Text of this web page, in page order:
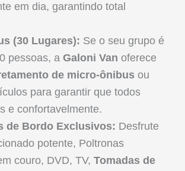
em dia, garantindo total
(30 Lugares): Se o seu grupo é
pessoas, a Galoni Van oferece
de micro-ônibus ou
para garantir que todos
e confortavelmente.
de Bordo Exclusivos: Desfrute
potente, Poltronas
couro, DVD, TV, Tomadas de